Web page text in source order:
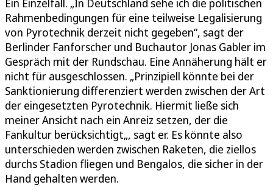
Ein Einzelfall. „In Deutschland sehe ich die politischen
Rahmenbedingungen für eine teilweise Legalisierung
von Pyrotechnik derzeit nicht gegeben“, sagt der
Berlinder Fanforscher und Buchautor Jonas Gabler im
Gespräch mit der Rundschau. Eine Annäherung hält er
nicht für ausgeschlossen. „Prinzipiell könnte bei der
Sanktionierung differenziert werden zwischen der Art
der eingesetzten Pyrotechnik. Hiermit ließe sich
meiner Ansicht nach ein Anreiz setzen, der die
Fankultur berücksichtigt„, sagt er. Es könnte also
unterschieden werden zwischen Raketen, die ziellos
durchs Stadion fliegen und Bengalos, die sicher in der
Hand gehalten werden.